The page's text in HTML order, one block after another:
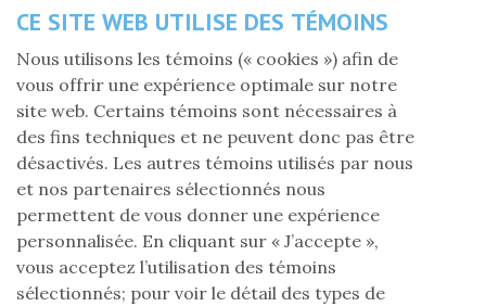
Partagez cette nouvelle
Jeudi 3 juillet 2025
L’Assemblée générale du secteur Sherbrooke-Ouest et
Nord (05-A) de l’AREQ (CSQ) a récemment décidé de
faire un don de 3 070 $ à la Fondation Laure-
Gaudreault. Au nom de la Fondation, merci !
CE SITE WEB UTILISE DES TÉMOINS
Nous utilisons les témoins (« cookies ») afin de
vous offrir une expérience optimale sur notre
site web. Certains témoins sont nécessaires à
des fins techniques et ne peuvent donc pas être
désactivés. Les autres témoins utilisés par nous
et nos partenaires sélectionnés nous
permettent de vous donner une expérience
personnalisée. En cliquant sur « J’accepte »,
vous acceptez l’utilisation des témoins
sélectionnés; pour voir le détail des types de